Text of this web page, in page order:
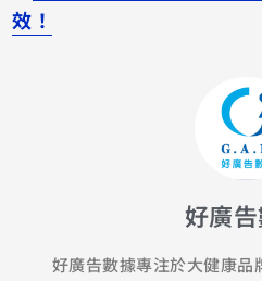
效！
好廣
好廣告數據專注於大健康